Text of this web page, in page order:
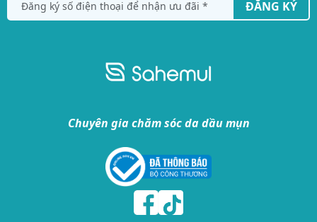
ĐĂNG KÝ
Chuyên gia chăm sóc da dầu mụn